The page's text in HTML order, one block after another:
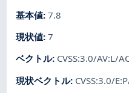
基本値:7.8
現状値:7
ベクトル: CVSS:3.0/AV:L/
現状ベクトル: CVSS:3.0/